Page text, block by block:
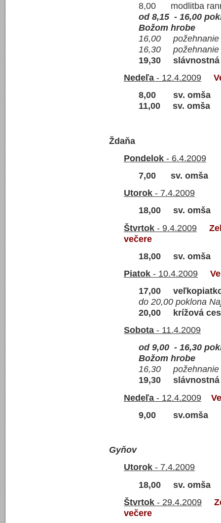
8,00 modlitba
od 8,15 - 16,00
Božom hrobe
16,00 požehnanie
16,30 požehnanie
19,30
Nedeľa - 12.4.2009
8,00 sv. omša
11,00 sv. omša
Ždaňa
Pondelok - 6.4.2009
7,00 sv. omša
Utorok - 7.4.2009
18,00 sv. omša
Štvrtok - 9.4.2009
večere
18,00 sv. omša
Piatok - 10.4.2009
17,00
do 20,00 poklona
20,00 krížová
Sobota - 11.4.2009
od 9,00 - 16,30
Božom hrobe
16,30 požehnanie
19,30
Nedeľa - 12.4.2009
9,00 sv.omša
Gyňov
Utorok - 7.4.2009
18,00 sv. omša
Štvrtok - 29.4.2009
večere